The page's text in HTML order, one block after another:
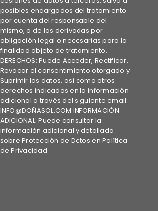
posibles encargados del tratamiento
por cuenta del responsable del
mismo, o de las derivadas por
obligación legal o necesarias para la
finalidad objeto de tratamiento.
DERECHOS: Puede Acceder, Rectificar,
Revocar el consentimiento otorgado y
Suprimir los datos, así como otros
derechos indicados en la información
adicional a través del siguiente email:
INFO@DOÑASOL.COM INFORMACIÓN
ADICIONAL: Puede consultar la
información adicional y detallada
sobre Protección de Datos en Política
de Privacidad